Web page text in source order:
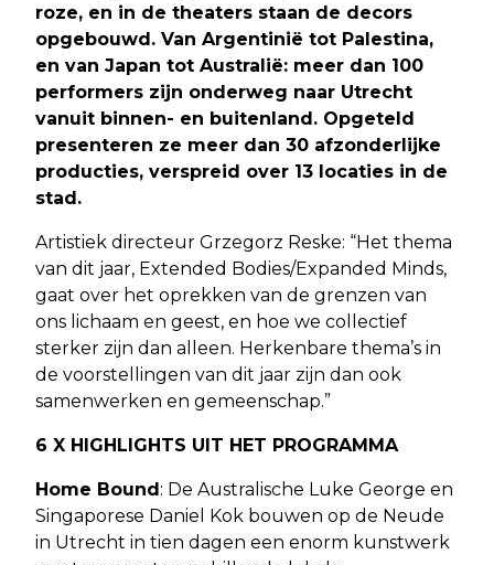
roze, en in de theaters staan de decors
opgebouwd. Van Argentinië tot Palestina,
en van Japan tot Australië: meer dan 100
performers zijn onderweg naar Utrecht
vanuit binnen- en buitenland. Opgeteld
presenteren ze meer dan 30 afzonderlijke
producties, verspreid over 13 locaties in de
stad.
Artistiek directeur Grzegorz Reske: “Het thema
van dit jaar, Extended Bodies/Expanded Minds,
gaat over het oprekken van de grenzen van
ons lichaam en geest, en hoe we collectief
sterker zijn dan alleen. Herkenbare thema’s in
de voorstellingen van dit jaar zijn dan ook
samenwerken en gemeenschap.”
6 X HIGHLIGHTS UIT HET PROGRAMMA
Home Bound: De Australische Luke George en
Singaporese Daniel Kok bouwen op de Neude
in Utrecht in tien dagen een enorm kunstwerk